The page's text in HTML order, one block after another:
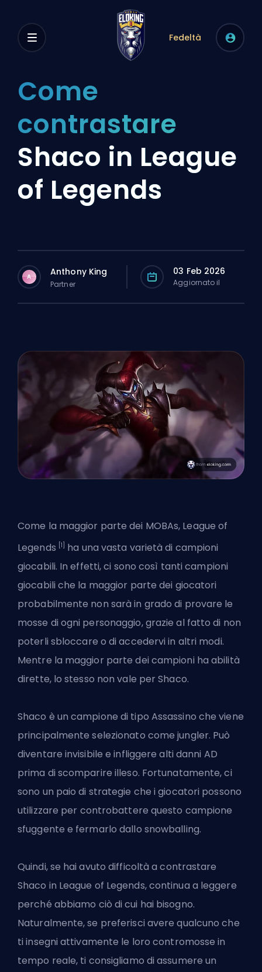
Fedeltà
Come
contrastare
Shaco in League
of Legends
A Anthony King
Partner
03 Feb 2026
Aggiornato il
Come la maggior parte dei MOBAs, League of
Legends [1] ha una vasta varietà di campioni
giocabili. In effetti, ci sono così tanti campioni
giocabili che la maggior parte dei giocatori
probabilmente non sarà in grado di provare le
mosse di ogni personaggio, grazie al fatto di non
poterli sbloccare o di accedervi in altri modi.
Mentre la maggior parte dei campioni ha abilità
dirette, lo stesso non vale per Shaco.
Shaco è un campione di tipo Assassino che viene
principalmente selezionato come jungler. Può
diventare invisibile e infliggere alti danni AD
prima di scomparire illeso. Fortunatamente, ci
sono un paio di strategie che i giocatori possono
utilizzare per controbattere questo campione
sfuggente e fermarlo dallo snowballing.
Quindi, se hai avuto difficoltà a contrastare
Shaco in League of Legends, continua a leggere
perché abbiamo ciò di cui hai bisogno.
Naturalmente, se preferisci avere qualcuno che
ti insegni attivamente le loro contromosse in
tempo reale, ti consigliamo di assumere un